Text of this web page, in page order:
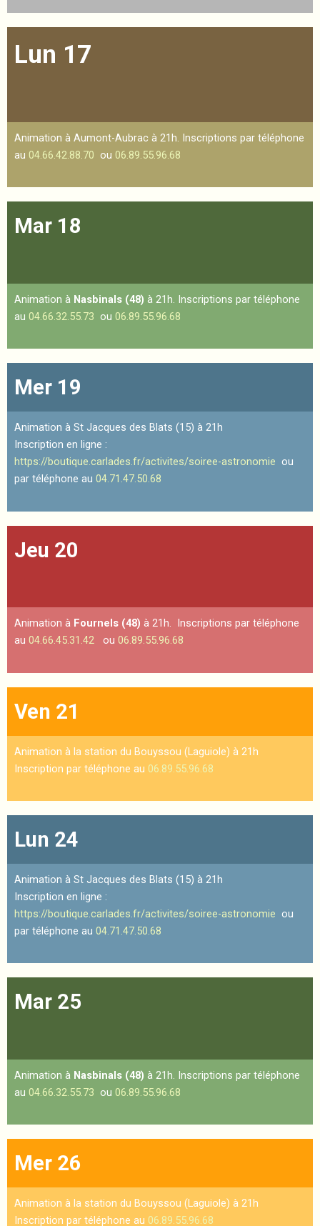
Lun 17
Animation à Aumont-Aubrac à 21h. Inscriptions par téléphone
au 04.66.42.88.70 ou 06.89.55.96.68
Mar 18
Animation à Nasbinals (48) à 21h. Inscriptions par téléphone
au 04.66.32.55.73 ou 06.89.55.96.68
Mer 19
Animation à St Jacques des Blats (15) à 21h
Inscription en ligne :
https://boutique.carlades.fr/activites/soiree-astronomie ou
par téléphone au 04.71.47.50.68
Jeu 20
Animation à Fournels (48) à 21h. Inscriptions par téléphone
au 04.66.45.31.42 ou 06.89.55.96.68
Ven 21
Animation à la station du Bouyssou (Laguiole) à 21h
Inscription par téléphone au 06.89.55.96.68
Lun 24
Animation à St Jacques des Blats (15) à 21h
Inscription en ligne :
https://boutique.carlades.fr/activites/soiree-astronomie ou
par téléphone au 04.71.47.50.68
Mar 25
Animation à Nasbinals (48) à 21h. Inscriptions par téléphone
au 04.66.32.55.73 ou 06.89.55.96.68
Mer 26
Animation à la station du Bouyssou (Laguiole) à 21h
Inscription par téléphone au 06.89.55.96.68